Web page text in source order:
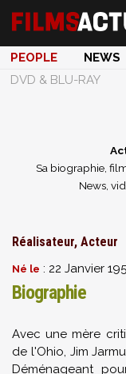
PEOPLE NEWS
DVD & BLU-RAY
Sa biographie,
News,
Réalisateur, Acteur
Né le : 22 Janvier
Biographie
Avec une mère
de l'Ohio, Jim
Déménageant